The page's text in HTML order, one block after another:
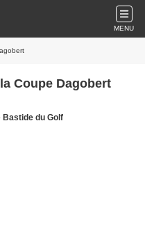
MENU
Coupe Dagobert
du Golf